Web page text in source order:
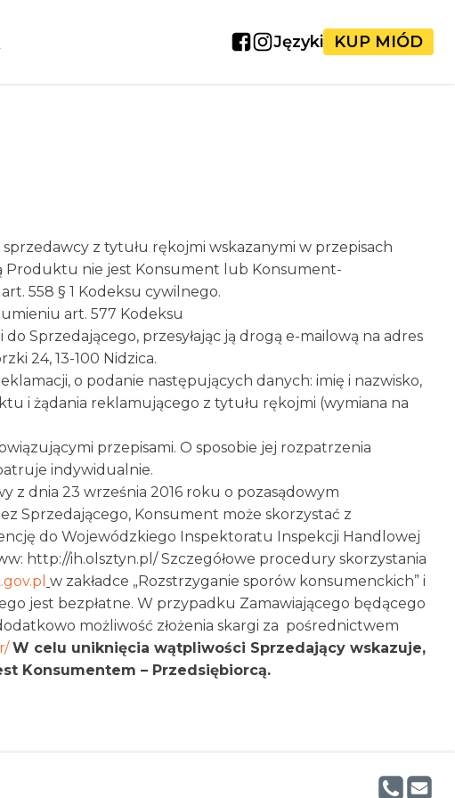
Języki KUP MIÓD
z tytułu rękojmi wskazanymi w przepisach
Produktu nie jest Konsument lub Konsument-
558 § 1 Kodeksu cywilnego.
art. 577 Kodeksu
Sprzedającego, przesyłając ją drogą e-mailową na adres
24, 13-100 Nidzica.
o podanie następujących danych: imię i nazwisko,
i żądania reklamującego z tytułu rękojmi (wymiana na
przepisami. O sposobie jej rozpatrzenia
indywidualnie.
dnia 23 września 2016 roku o pozasądowym
Sprzedającego, Konsument może skorzystać z
do Wojewódzkiego Inspektoratu Inspekcji Handlowej
http://ih.olsztyn.pl/ Szczegółowe procedury skorzystania
w zakładce „Rozstrzyganie sporów konsumenckich” i
jest bezpłatne. W przypadku Zamawiającego będącego
możliwość złożenia skargi za pośrednictwem
W celu uniknięcia wątpliwości Sprzedający wskazuje,
Konsumentem – Przedsiębiorcą.